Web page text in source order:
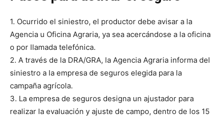
1. Ocurrido el siniestro, el productor debe avisar a la
Agencia u Oficina Agraria, ya sea acercándose a la oficina
o por llamada telefónica.
2. A través de la DRA/GRA, la Agencia Agraria informa del
siniestro a la empresa de seguros elegida para la
campaña agrícola.
3. La empresa de seguros designa un ajustador para
realizar la evaluación y ajuste de campo, dentro de los 15